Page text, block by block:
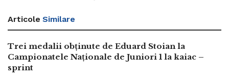
Articole Similare
Trei medalii obținute de Eduard Stoian la
Campionatele Naționale de Juniori 1 la kaiac –
sprint